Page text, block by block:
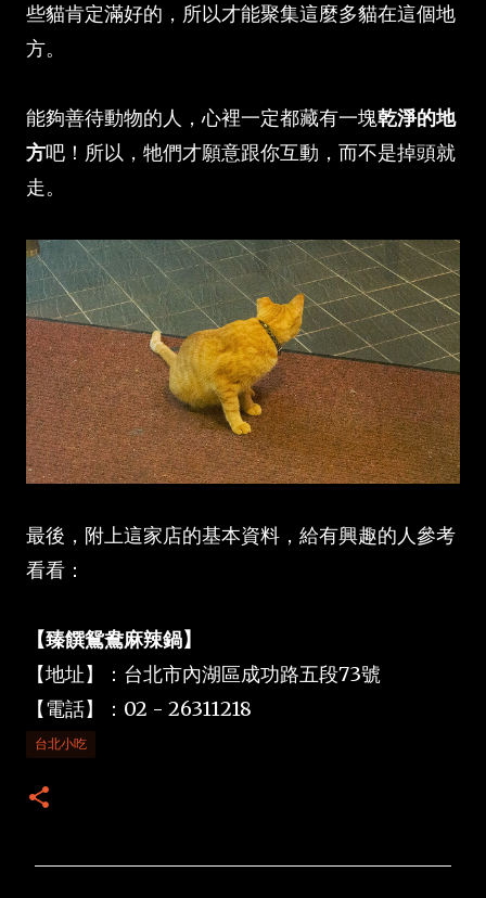
些貓肯定滿好的，所以才能聚集這麼多貓在這個地
方。
能夠善待動物的人，心裡一定都藏有一塊乾淨的地
方吧！所以，牠們才願意跟你互動，而不是掉頭就
走。
最後，附上這家店的基本資料，給有興趣的人參考
看看：
【臻饌鴛鴦麻辣鍋】
【地址】：台北市內湖區成功路五段73號
【電話】：02 - 26311218
台北小吃